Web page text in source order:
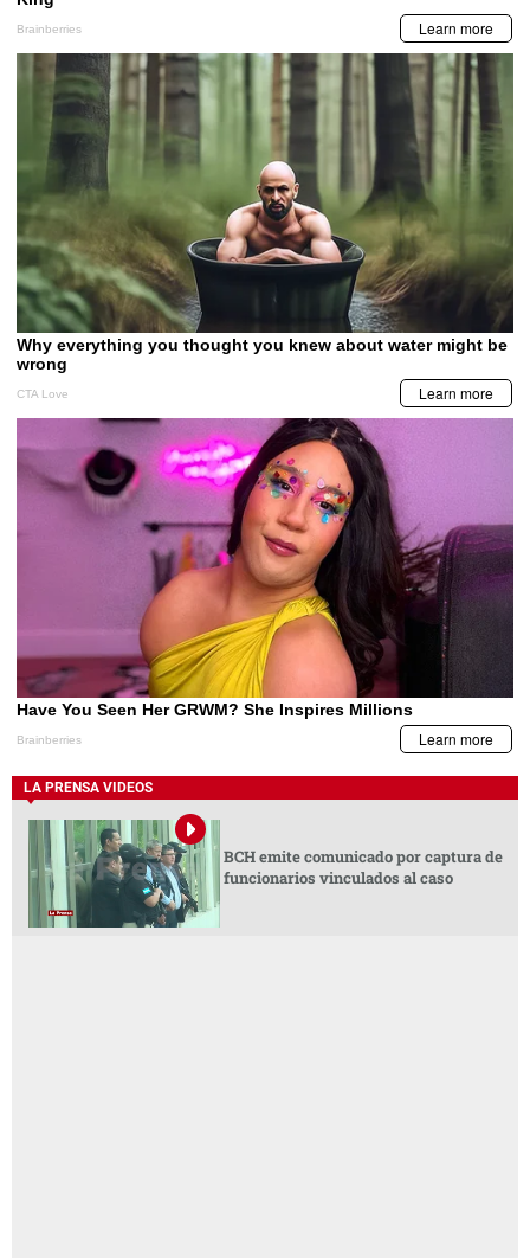
LA PRENSA VIDEOS
BCH emite comunicado por captura de
funcionarios vinculados al caso